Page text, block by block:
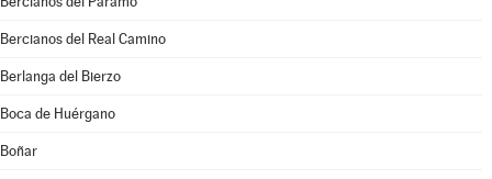
Bercianos del Real Camino
Berlanga del Bierzo
Boca de Huérgano
Boñar